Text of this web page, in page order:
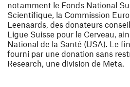
notamment le Fonds National
Scientifique, la Commission
Leenaards, des donateurs
Ligue Suisse pour le Cerveau,
National de la Santé (USA). Le
fourni par une donation sans
Research, une division de Meta.